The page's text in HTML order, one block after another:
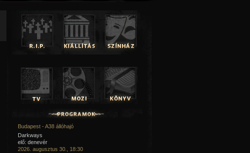
Budapest - A38 állóhajó
Darkways
elő: denevér
2026. augusztus 30., 18:30